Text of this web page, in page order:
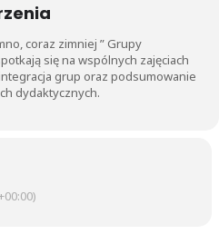
coraz zimniej ” Grupy
się na wspólnych zajęciach
grup oraz podsumowanie
dydaktycznych.